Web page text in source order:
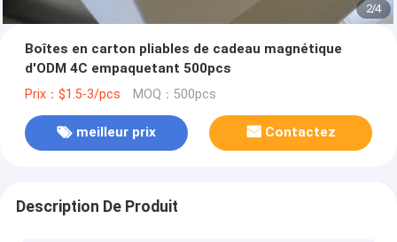
2/4
Boîtes en carton pliables de cadeau magnétique
d'ODM 4C empaquetant 500pcs
Prix：$1.5-3/pcs MOQ：500pcs
meilleur prix Contactez
Description De Produit